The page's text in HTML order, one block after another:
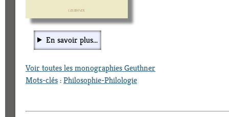
En savoir plus...
Voir toutes les monographies Geuthner
Mots-clés:Philosophie-Philologie